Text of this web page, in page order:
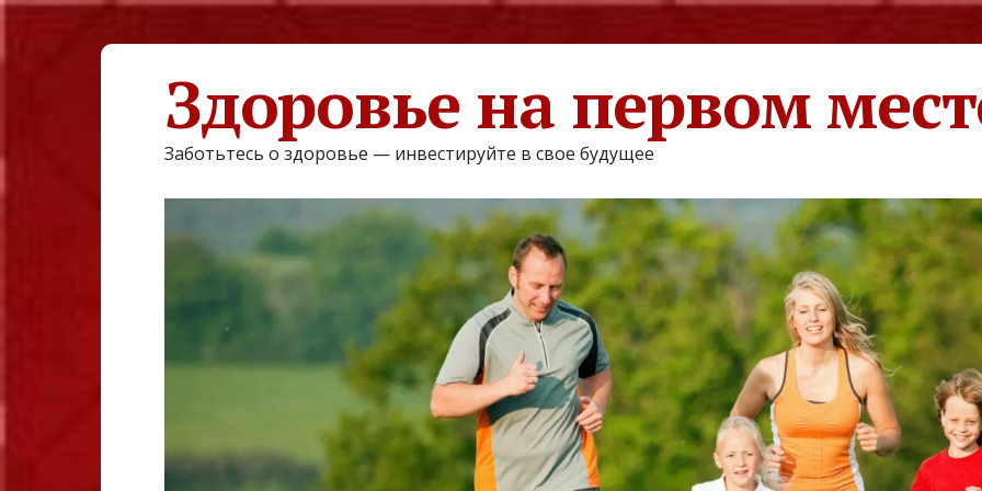
Здоровье на первом
Заботьтесь о здоровье — инвестируйте в свое будущее